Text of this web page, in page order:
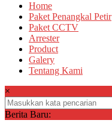
Home
Paket Penangkal Petir
Paket CCTV
Arrester
Product
Galery
Tentang Kami
×
Berita Baru: